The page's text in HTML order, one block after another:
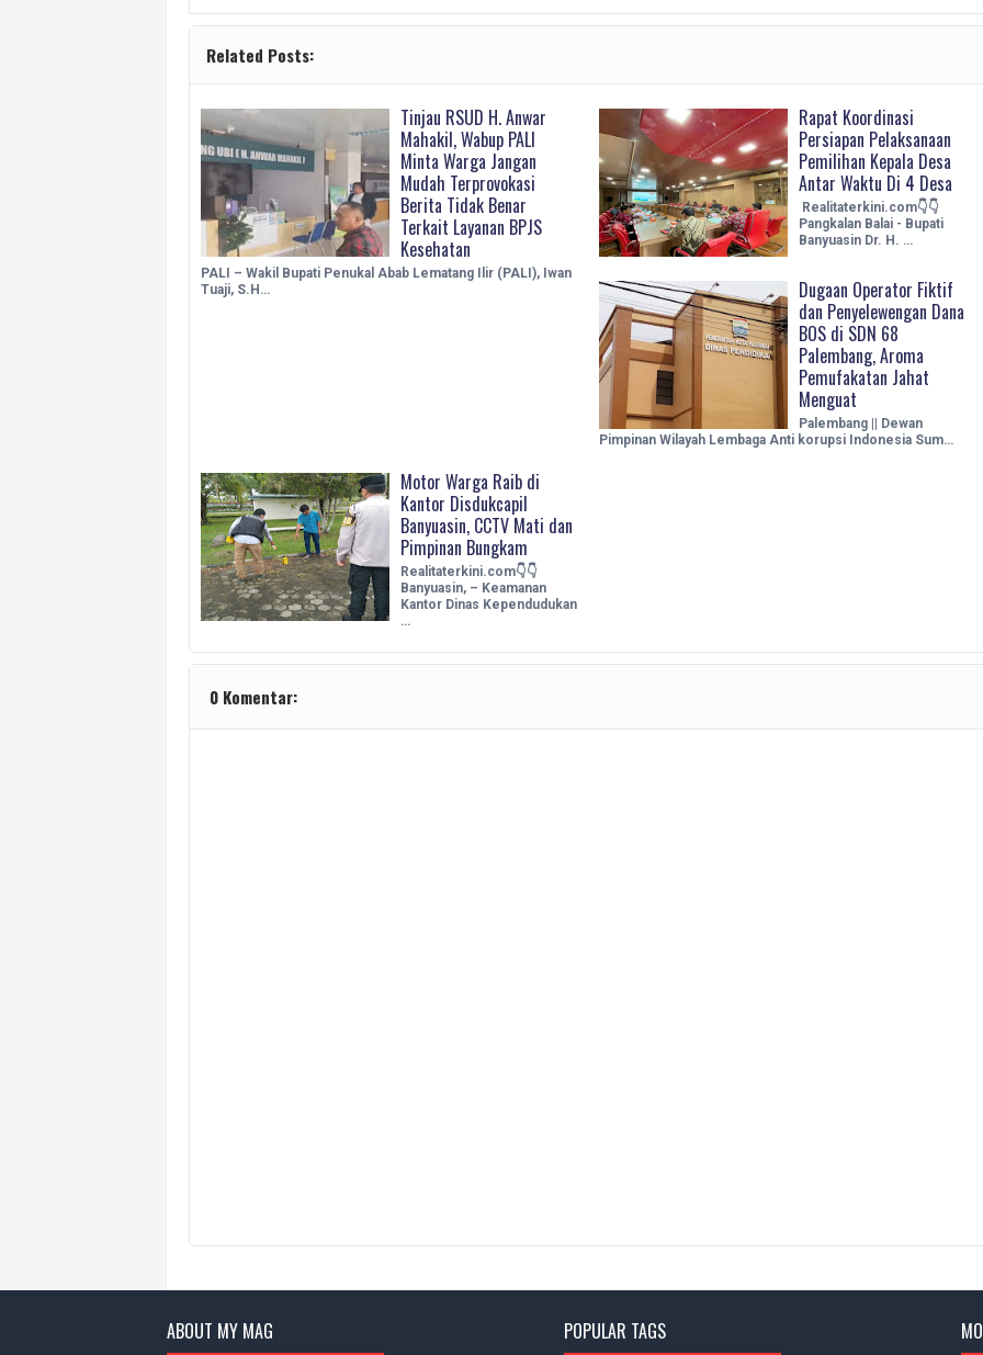
Related Posts:
Tinjau RSUD H. Anwar
Mahakil, Wabup PALI
Minta Warga Jangan
Mudah Terprovokasi
Berita Tidak Benar
Terkait Layanan BPJS
Kesehatan
PALI – Wakil Bupati Penukal Abab Lematang Ilir (PALI), Iwan
Tuaji, S.H…
Rapat Koordinasi
Persiapan Pelaksanaan
Pemilihan Kepala Desa
Antar Waktu Di 4 Desa
Realitaterkini.com👇👇
Pangkalan Balai - Bupati
Banyuasin Dr. H. …
Dugaan Operator Fiktif
dan Penyelewengan Dana
BOS di SDN 68
Palembang, Aroma
Pemufakatan Jahat
Menguat
Palembang || Dewan
Pimpinan Wilayah Lembaga Anti korupsi Indonesia Sum…
Motor Warga Raib di
Kantor Disdukcapil
Banyuasin, CCTV Mati dan
Pimpinan Bungkam
Realitaterkini.com👇👇
Banyuasin, – Keamanan
Kantor Dinas Kependudukan
…
0 Komentar:
ABOUT MY MAG POPULAR TAGS